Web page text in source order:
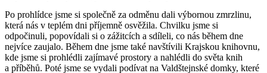
Po prohlídce jsme si společně za odměnu dali výbornou zmrzlinu,
která nás v teplém dni příjemně osvěžila. Chvilku jsme si
odpočinuli, popovídali si o zážitcích a sdíleli, co nás během dne
nejvíce zaujalo. Během dne jsme také navštívili Krajskou knihovnu,
kde jsme si prohlédli zajímavé prostory a nahlédli do světa knih
a příběhů. Poté jsme se vydali podívat na Valdštejnské domky, které